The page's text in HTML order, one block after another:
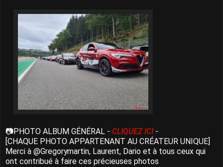
📷PHOTO ALBUM GÉNÉRAL - CLIQUEZ ICI-
[CHAQUE PHOTO APPARTENANT AU CRÉATEUR UNIQUE]
Merci à @Gregorymartin, Laurent, Dario et à tous ceux qui
ont contribué à faire ces précieuses photos